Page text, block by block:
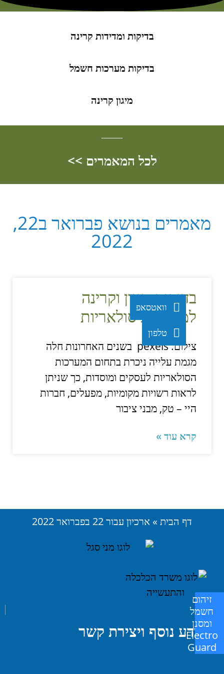
זיהום
חשמל
ומסנן
Electro
Guard
בדיקות ומדידות קרינה
בדיקות מערכות חשמל
מיגון קרינה
לכל המאמרים >>
מאמרים בנושא פברואר ב22,
2022
בדיקות מיגון וקרינה
למערכות סולאריות
צילום: pexels בשנים האחרונות חלה
מגמת עלייה ניכרת בתחום המערכות
הסולאריות לעסקים ומוסדות, כך שניתן
לראות רשויות מקומיות, מפעלים, חברות
היי – טק, מבני ציבור
קרא עוד »
דף הבית » ארכיון עבור 22 בפברואר 2022
למידע נוסף ויצירת קשר
וואטסאפ
טלפון